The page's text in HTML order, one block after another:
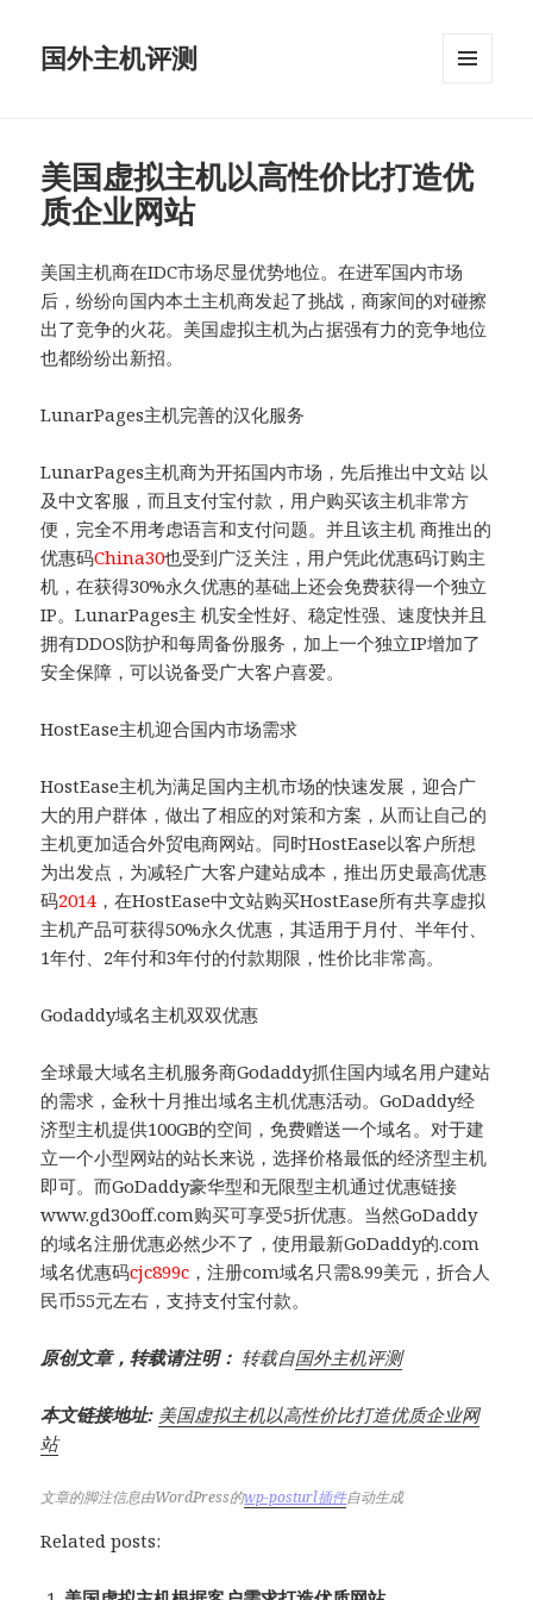
国外主机评测
美国虚拟主机以高性价比打造优
质企业网站
美国主机商在IDC市场尽显优势地位。在进军国内市场
后，纷纷向国内本土主机商发起了挑战，商家间的对碰擦
出了竞争的火花。美国虚拟主机为占据强有力的竞争地位
也都纷纷出新招。
LunarPages主机完善的汉化服务
LunarPages主机商为开拓国内市场，先后推出中文站 以
及中文客服，而且支付宝付款，用户购买该主机非常方
便，完全不用考虑语言和支付问题。并且该主机 商推出的
优惠码China30也受到广泛关注，用户凭此优惠码订购主
机，在获得30%永久优惠的基础上还会免费获得一个独立
IP。LunarPages主 机安全性好、稳定性强、速度快并且
拥有DDOS防护和每周备份服务，加上一个独立IP增加了
安全保障，可以说备受广大客户喜爱。
HostEase主机迎合国内市场需求
HostEase主机为满足国内主机市场的快速发展，迎合广
大的用户群体，做出了相应的对策和方案，从而让自己的
主机更加适合外贸电商网站。同时HostEase以客户所想
为出发点，为减轻广大客户建站成本，推出历史最高优惠
码2014 ，在HostEase中文站购买HostEase所有共享虚拟
主机产品可获得50%永久优惠，其适用于月付、半年付、
1年付、2年付和3年付的付款期限，性价比非常高。
Godaddy域名主机双双优惠
全球最大域名主机服务商Godaddy抓住国内域名用户建站
的需求，金秋十月推出域名主机优惠活动。GoDaddy经
济型主机提供100GB的空间，免费赠送一个域名。对于建
立一个小型网站的站长来说，选择价格最低的经济型主机
即可。而GoDaddy豪华型和无限型主机通过优惠链接
www.gd30off.com购买可享受5折优惠。当然GoDaddy
的域名注册优惠必然少不了，使用最新GoDaddy的.com
域名优惠码cjc899c ，注册com域名只需8.99美元，折合人
民币55元左右，支持支付宝付款。
原创文章，转载请注明： 转载自国外主机评测
本文链接地址: 美国虚拟主机以高性价比打造优质企业网
站
文章的脚注信息由WordPress的wp-posturl插件自动生成
Related posts: